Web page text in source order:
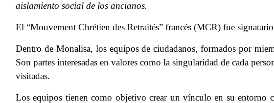
aislamiento social de los ancianos.
El “Mouvement Chrétien des Retraités” francés (MCR) fue
Dentro de Monalisa, los equipos de ciudadanos, formados por
Son partes interesadas en valores como la singularidad de cada
visitadas.
Los equipos tienen como objetivo crear un vínculo en su entorno